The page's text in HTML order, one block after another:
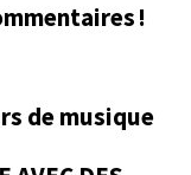
!
de musique